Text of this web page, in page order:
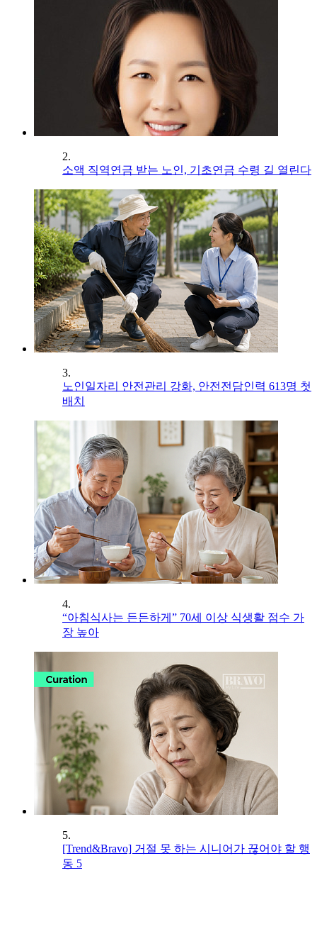
2.
소액 직역연금 받는 노인, 기초연금 수령 길 열린다
3.
노인일자리 안전관리 강화, 안전전담인력 613명 첫
배치
4.
“아침식사는 든든하게” 70세 이상 식생활 점수 가
장 높아
5.
[Trend&Bravo] 거절 못 하는 시니어가 끊어야 할 행
동 5